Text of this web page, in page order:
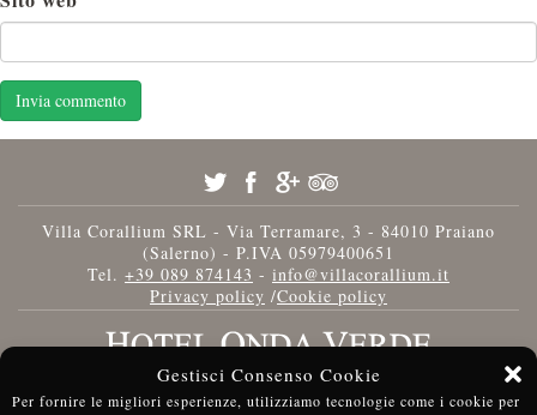
Gestisci Consenso Cookie
Per fornire le migliori esperienze, utilizziamo tecnologie come i cookie per
Villa Corallium SRL - Via Terramare, 3 - 84010 Praiano
(Salerno) - P.IVA 05979400651
Tel. +39 089 874143 - info@villacorallium.it
Privacy policy /Cookie policy